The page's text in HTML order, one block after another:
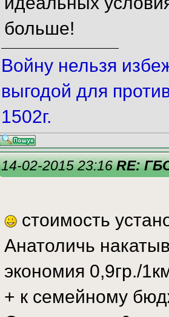
больше!
Войну нельзя
выгодой для
1502г.
14-02-2015 23:16RE:
стоимость
Анатоличь
экономия 0,9гр./
+ к семейному